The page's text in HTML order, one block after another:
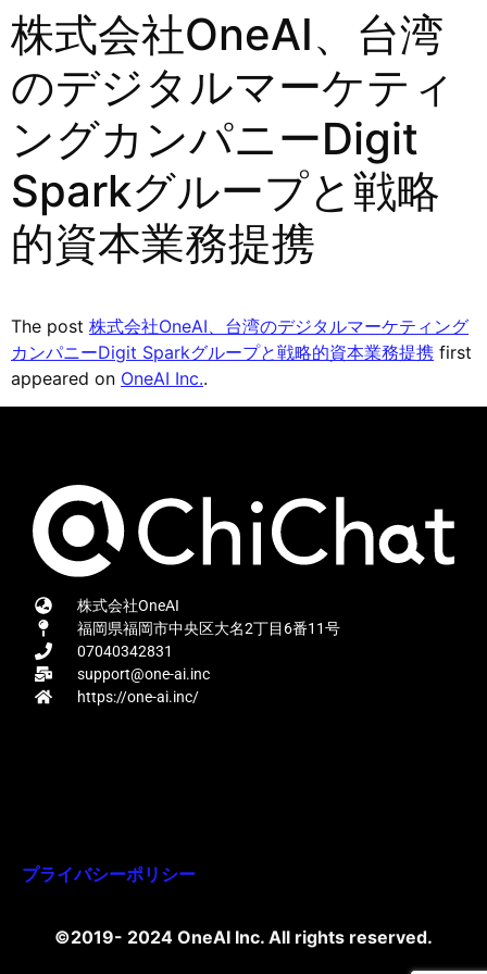
株式会社OneAI、台湾
のデジタルマーケティ
ングカンパニーDigit
Sparkグループと戦略
的資本業務提携
The post 株式会社OneAI、台湾のデジタルマーケティング
カンパニーDigit Sparkグループと戦略的資本業務提携 first
appeared on OneAI Inc..
株式会社OneAI
福岡県福岡市中央区大名2丁目6番11号
07040342831
support@one-ai.inc
https://one-ai.inc/
プライバシーポリシー
©2019- 2024 OneAI Inc. All rights reserved.